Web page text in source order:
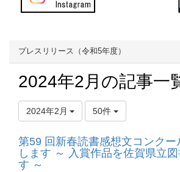
プレスリリース（令和5年度）
2024年2月の記事一
2024年2月 50件
第59 回新春読書感想文コンクー
します ～ 入賞作品を佐賀県立
す ～